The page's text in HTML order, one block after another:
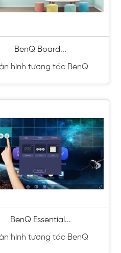
BenQ Board...
hình tương tác BenQ
BenQ Essential...
hình tương tác BenQ